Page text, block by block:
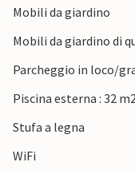
Mobili da giardino
Mobili da giardino di
Parcheggio in loco/
Piscina esterna : 32
Stufa a legna
WiFi